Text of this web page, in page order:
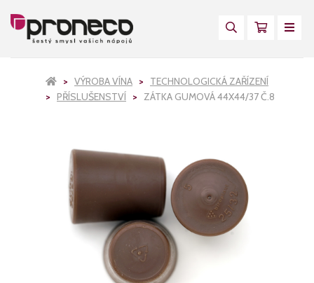
VÝROBA VÍNA
TECHNOLOGICKÁ ZAŘÍZENÍ
PŘÍSLUŠENSTVÍ
ZÁTKA GUMOVÁ 44X44/37 Č.8